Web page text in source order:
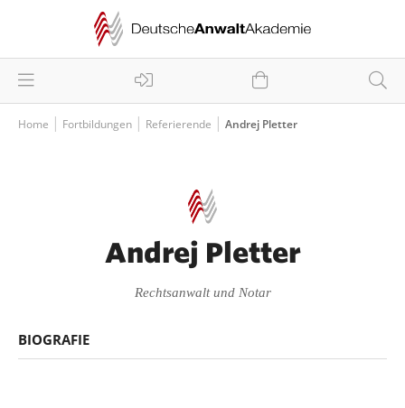
Home Fortbildungen Referierende Andrej Pletter
Andrej Pletter
Rechtsanwalt und Notar
BIOGRAFIE